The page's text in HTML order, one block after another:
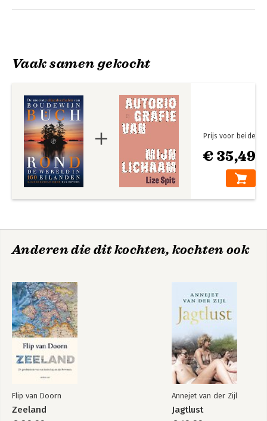
Vaak samen gekocht
€ 35,49
Prijs voor beide
Anderen die dit kochten, kochten ook
Flip van Doorn
Zeeland
Annejet van der Zijl
Jagtlust